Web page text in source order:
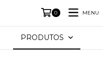
0 MENU
PRODUTOS